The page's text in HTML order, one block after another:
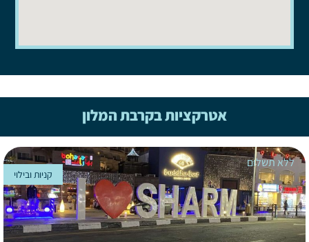
אטרקציות בקרבת המלון
ללא תשלום
קניות ובילוי